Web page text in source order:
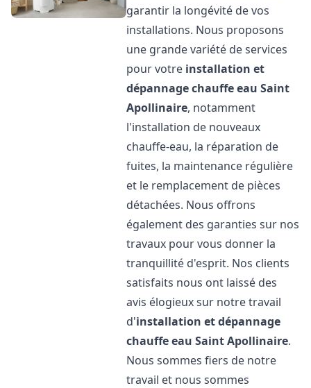
garantir la longévité de vos
installations. Nous proposons
une grande variété de services
pour votre installation et
dépannage chauffe eau Saint
Apollinaire, notamment
l'installation de nouveaux
chauffe-eau, la réparation de
fuites, la maintenance régulière
et le remplacement de pièces
détachées. Nous offrons
également des garanties sur nos
travaux pour vous donner la
tranquillité d'esprit. Nos clients
satisfaits nous ont laissé des
avis élogieux sur notre travail
d'installation et dépannage
chauffe eau Saint Apollinaire.
Nous sommes fiers de notre
travail et nous sommes